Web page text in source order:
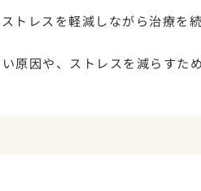
トレスを軽減しながら治療を続
原因や、ストレスを減らすた